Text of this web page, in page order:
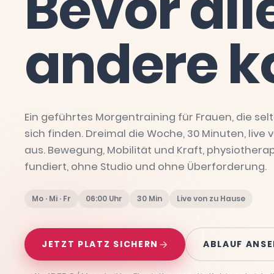
andere
Ein geführtes Morgentraining für Frauen, die
sich finden. Dreimal die Woche, 30 Minuten, live
aus. Bewegung, Mobilität und Kraft,
fundiert, ohne Studio und ohne Überforderung.
Mo · Mi · Fr 06:00 Uhr 30 Min Live von zu Hause
JETZT PLATZ SICHERN ABLAUF